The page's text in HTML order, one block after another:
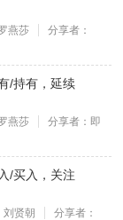
燕莎
分享者：
/持有，延续
燕莎
分享者：即
/买入，关注
刘贤朝
分享者：